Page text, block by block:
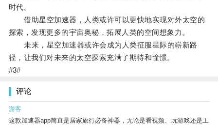
时代。
借助星空加速器，人类或许可以更快地实现对外太空的
探索，发现更多的宇宙奥秘，拓展人类的空间想象力。
未来，星空加速器或许会成为人类征服星际的崭新路
径，让我们对未来的太空探索充满了期待和憧憬。
#3#
评论
游客
这款加速器app简直是居家旅行必备神器，无论是看视频、玩游戏还是工